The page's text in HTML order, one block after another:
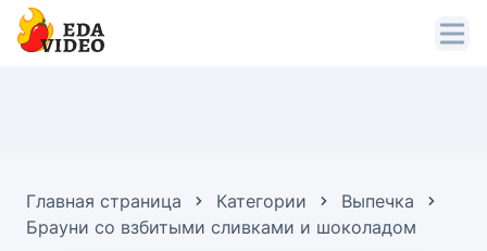
Главная страница Категории
Выпечка
Брауни со взбитыми сливками и шоколадом